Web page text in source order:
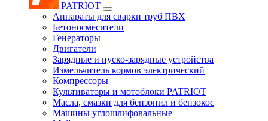
PATRIOT
Аппараты для сварки труб ПВХ
Бетоносмесители
Генераторы
Двигатели
Зарядные и пуско-зарядные устройства
Измельчитель кормов электрический
Компрессоры
Культиваторы и мотоблоки PATRIOT
Масла, смазки для бензопил и бензокос
Машины углошлифовальные